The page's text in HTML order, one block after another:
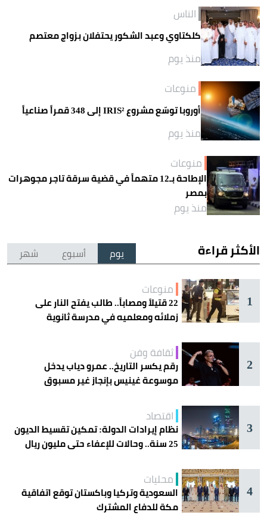
الناس
كلكتاوي وعبد الشكور يحتفلان بزواج معتصم
منذ يوم
منوعات
أوروبا توسّع مشروع IRIS² إلى 348 قمراً صناعياً
منذ يوم
منوعات
الإطاحة بـ12 متهماً في قضية سرقة تاجر مجوهرات
بمصر
منذ يوم
الأكثر قراءة يوم أسبوع شهر
1
منوعات
22 قتيلاً ومصاباً.. طالب يفتح النار على
زملائه ومعلميه في مدرسة ثانوية
2
ثقافة وفن
رقم يكسر التاريخ.. عمرو دياب يدخل
موسوعة غينيس بإنجاز غير مسبوق
3
اقتصاد
نظام إيرادات الدولة: تمكين تقسيط الديون
25 سنة.. وحالات للإعفاء حتى مليون ريال
4
محليات
السعودية وتركيا وباكستان توقع اتفاقية
مكة للدفاع المشترك